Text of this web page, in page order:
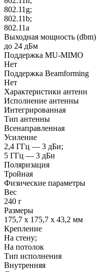
802.11g;
802.11b;
802.11a
Выходная мощность (dbm)
до 24 дБм
Поддержка MU-MIMO
Нет
Поддержка Beamforming
Нет
Характеристики антенн
Исполнение антенны
Интегрированная
Тип антенны
Всенаправленная
Усиление
2,4 ГГц — 3 дБи;
5 ГГц — 3 дБи
Поляризация
Тройная
Физические параметры
Вес
240 г
Размеры
175,7 x 175,7 x 43,2 мм
Крепление
На стену;
На потолок
Тип исполнения
Внутренняя